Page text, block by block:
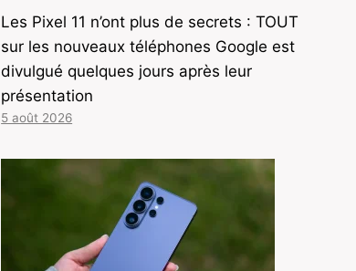
Les Pixel 11 n’ont plus de secrets : TOUT
sur les nouveaux téléphones Google est
divulgué quelques jours après leur
présentation
5 août 2026